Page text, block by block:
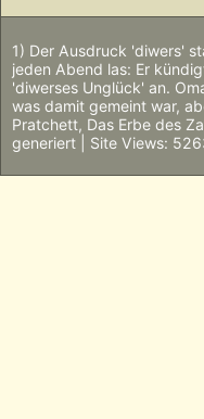
1) Der Ausdruck 'diwers'
jeden Abend las: Er
'diwerses Unglück' an.
was damit gemeint war,
Pratchett, Das Erbe des
generiert | Site Views: